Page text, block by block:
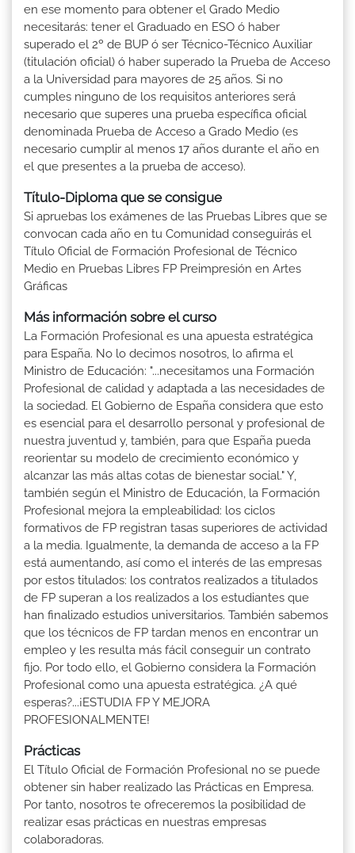
en ese momento para obtener el Grado Medio
necesitarás: tener el Graduado en ESO ó haber
superado el 2º de BUP ó ser Técnico-Técnico Auxiliar
(titulación oficial) ó haber superado la Prueba de Acceso
a la Universidad para mayores de 25 años. Si no
cumples ninguno de los requisitos anteriores será
necesario que superes una prueba específica oficial
denominada Prueba de Acceso a Grado Medio (es
necesario cumplir al menos 17 años durante el año en
el que presentes a la prueba de acceso).
Título-Diploma que se consigue
Si apruebas los exámenes de las Pruebas Libres que se
convocan cada año en tu Comunidad conseguirás el
Título Oficial de Formación Profesional de Técnico
Medio en Pruebas Libres FP Preimpresión en Artes
Gráficas
Más información sobre el curso
La Formación Profesional es una apuesta estratégica
para España. No lo decimos nosotros, lo afirma el
Ministro de Educación: "...necesitamos una Formación
Profesional de calidad y adaptada a las necesidades de
la sociedad. El Gobierno de España considera que esto
es esencial para el desarrollo personal y profesional de
nuestra juventud y, también, para que España pueda
reorientar su modelo de crecimiento económico y
alcanzar las más altas cotas de bienestar social." Y,
también según el Ministro de Educación, la Formación
Profesional mejora la empleabilidad: los ciclos
formativos de FP registran tasas superiores de actividad
a la media. Igualmente, la demanda de acceso a la FP
está aumentando, así como el interés de las empresas
por estos titulados: los contratos realizados a titulados
de FP superan a los realizados a los estudiantes que
han finalizado estudios universitarios. También sabemos
que los técnicos de FP tardan menos en encontrar un
empleo y les resulta más fácil conseguir un contrato
fijo. Por todo ello, el Gobierno considera la Formación
Profesional como una apuesta estratégica. ¿A qué
esperas?...¡ESTUDIA FP Y MEJORA
PROFESIONALMENTE!
Prácticas
El Título Oficial de Formación Profesional no se puede
obtener sin haber realizado las Prácticas en Empresa.
Por tanto, nosotros te ofreceremos la posibilidad de
realizar esas prácticas en nuestras empresas
colaboradoras.